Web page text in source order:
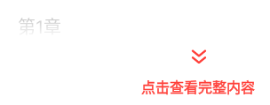
第1章
点击查看完整内容